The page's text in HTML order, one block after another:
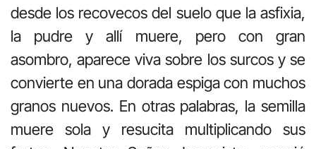
desde los recovecos del suelo que la asfixia,
la pudre y allí muere, pero con gran
asombro, aparece viva sobre los surcos y se
convierte en una dorada espiga con muchos
granos nuevos. En otras palabras, la semilla
muere sola y resucita multiplicando sus